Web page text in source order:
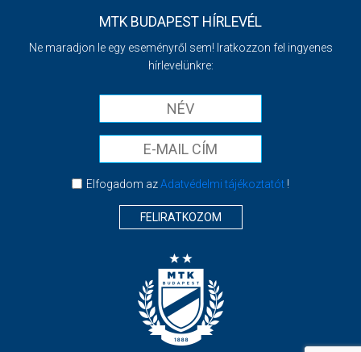
MTK BUDAPEST HÍRLEVÉL
Ne maradjon le egy eseményről sem! Iratkozzon fel ingyenes
hírlevelünkre:
Elfogadom azAdatvédelmi tájékoztatót!
FELIRATKOZOM